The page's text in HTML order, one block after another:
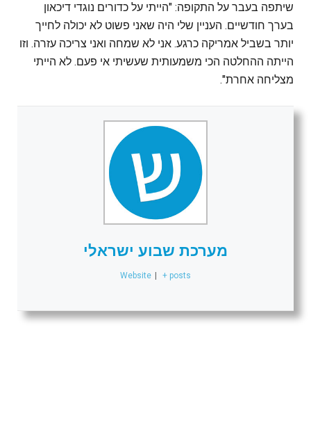
שיתפה בעבר על התקופה: "הייתי על כדורים נוגדי דיכאון
בערך חודשיים. העניין שלי היה שאני פשוט לא יכולה לחייך
יותר בשביל אמריקה כרגע. אני לא שמחה ואני צריכה עזרה. וזו
הייתה ההחלטה הכי משמעותית שעשיתי אי פעם. לא הייתי
מצליחה אחרת".
מערכת שבוע ישראלי
Website + posts